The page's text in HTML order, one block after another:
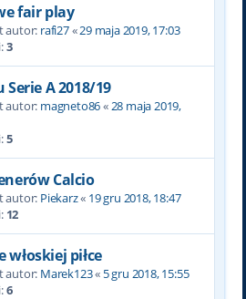
fair play
autor: rafi27«29 maja 2019, 17:03
3
Serie A 2018/19
autor: magneto86«28 maja 2019,
5
Calcio
autor: Piekarz« 19 gru 2018, 18:47
12
włoskiej piłce
autor: Marek123« 5 gru 2018, 15:55
6